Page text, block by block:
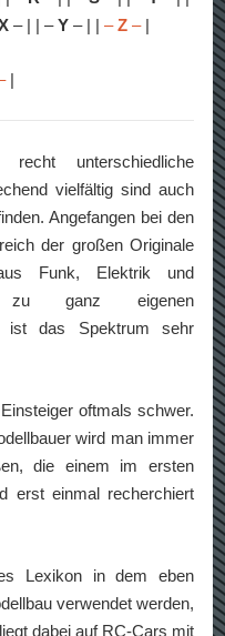
– | | –Y – | | –Z –|
|
unterschiedliche
vielfältig sind auch
Angefangen bei den
der großen Originale
Funk, Elektrik und
zu ganz eigenen
ist das Spektrum sehr
oftmals schwer.
wird man immer
die einem im ersten
erst einmal recherchiert
Lexikon in dem eben
verwendet werden,
dabei auf RC-Cars mit